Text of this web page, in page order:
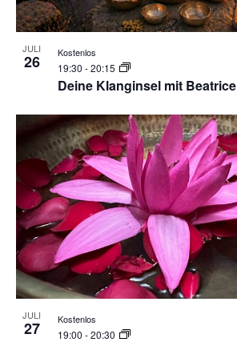
JULI
26
Deine Klanginsel mit Beatrice
19:30 -20:15
Kostenlos
JULI
27 19:00 -20:30
Kostenlos